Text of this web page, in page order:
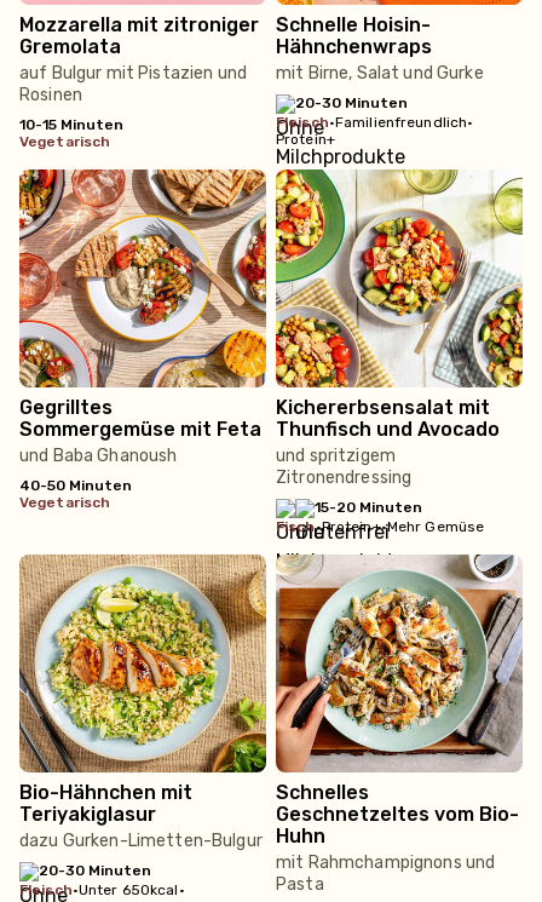
Mozzarella mit zitroniger
Gremolata
auf Bulgur mit Pistazien und
Rosinen
10-15 Minuten
vegetarisch
Schnelle Hoisin-
Hähnchenwraps
mit Birne, Salat und Gurke
20-30 Minuten
fleisch•Familienfreundlich•
Protein+
Gegrilltes
Sommergemüse mit Feta
und Baba Ghanoush
40-50 Minuten
vegetarisch
Kichererbsensalat mit
Thunfisch und Avocado
und spritzigem
Zitronendressing
15-20 Minuten
fisch•Protein+•Mehr Gemüse
Bio-Hähnchen mit
Teriyakiglasur
dazu Gurken-Limetten-Bulgur
20-30 Minuten
fleisch•Unter 650kcal •
Schnelles
Geschnetzeltes vom Bio-
Huhn
mit Rahmchampignons und
Pasta